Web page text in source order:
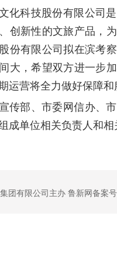
化科技股份有限公司
创新性的文旅产品，
份有限公司拟在滨考
大，希望双方进一步
运营将全力做好保障和
传部、市委网信办、
成单位相关负责人和相
团有限公司主办 鲁新网备案号